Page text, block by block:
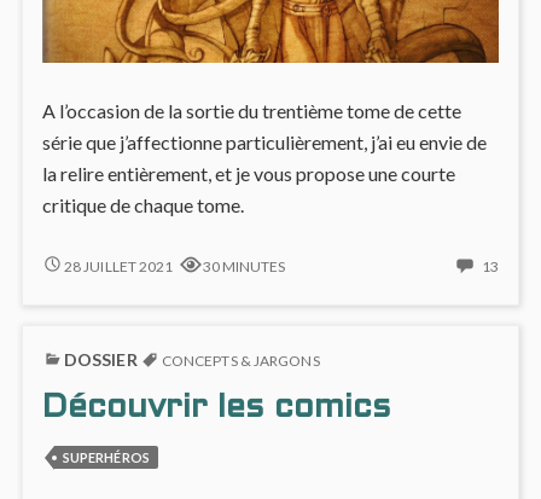
A l’occasion de la sortie du trentième tome de cette
série que j’affectionne particulièrement, j’ai eu envie de
la relire entièrement, et je vous propose une courte
critique de chaque tome.
30 28 JUILLET 2021 30 MINUTES 13
DOSSIER CONCEPTS & JARGONS
Découvrir les comics
SUPERHÉROS